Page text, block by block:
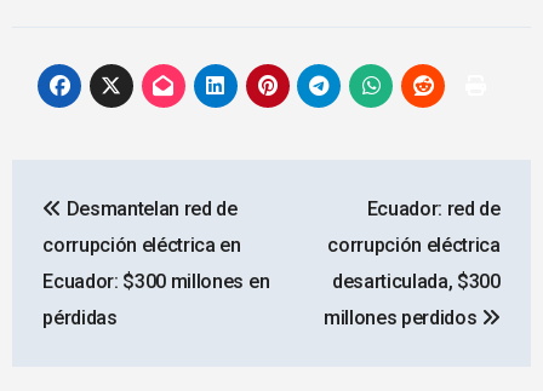
de
entradas
Desmantelan red de
corrupción eléctrica en
Ecuador: $300 millones en
pérdidas
Ecuador: red de
corrupción eléctrica
desarticulada, $300
millones perdidos